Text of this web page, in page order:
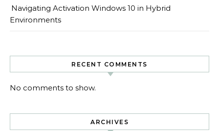
Navigating Activation Windows 10 in Hybrid
Environments
RECENT COMMENTS
No comments to show.
ARCHIVES